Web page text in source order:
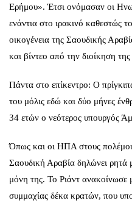
Ερήμου». Έτσι ονόμασαν οι
ενάντια στο ιρακινό καθεστώς
οικογένεια της Σαουδικής
και βίντεο από την διοίκηση της
Πάντα στο επίκεντρο: Ο
του μόλις εδώ και δύο μήνες
34 ετών ο νεότερος υπουργός
Όπως και οι ΗΠΑ στους
Σαουδική Αραβία δηλώνει ρητά
μόνη της. Το Ριάντ ανακοίνωσε
συμμαχίας δέκα κρατών, που